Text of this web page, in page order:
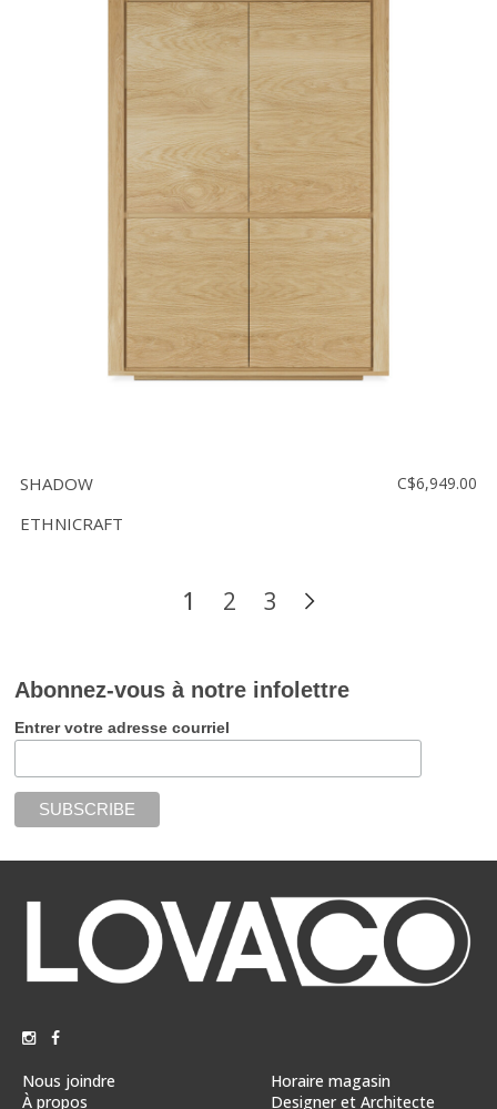
SHADOW
ETHNICRAFT
C$6,949.00
1 2 3
Abonnez-vous à notre infolettre
Entrer votre adresse courriel
Nous joindre
À propos
Horaire magasin
Designer et Architecte